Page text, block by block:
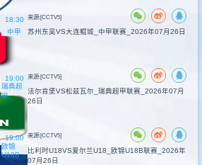
18:30 来源:[CCTV5]
中甲
19:00
苏州东吴VS大连鲲城_中甲联赛_2026年07月26日
来源:[CCTV5]
瑞典超
甲
19:00
法尔肯堡VS松兹瓦尔_瑞典超甲联赛_2026年07月
26日
来源:[CCTV5]
欧锦
U18B
比利时U18VS爱尔兰U18_欧锦U18B联赛_2026年
07月26日